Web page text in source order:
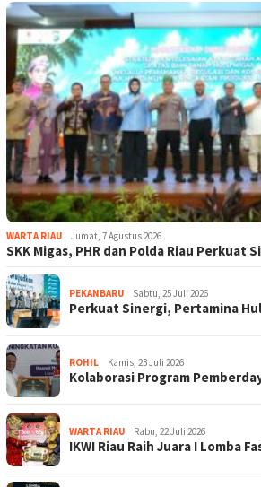
WARTA RIAU Jumat, 7 Agustus 2026
SKK Migas, PHR dan Polda Riau Perkuat
PEKANBARU Sabtu, 25 Juli 2026
Perkuat Sinergi, Pertamina
ROHIL Kamis, 23 Juli 2026
Kolaborasi Program
WARTA RIAU Rabu, 22 Juli 2026
IKWI Riau Raih Juara I Lomba